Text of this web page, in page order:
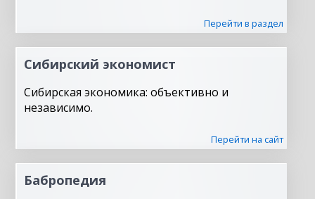
Перейти в раздел
Сибирский экономист
Сибирская экономика: объективно и
независимо.
Перейти на сайт
Бабропедия